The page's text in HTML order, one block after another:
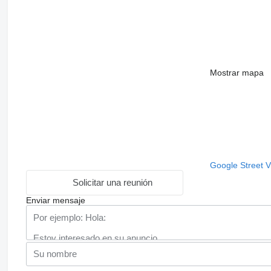
Mostrar mapa
Google Street
Solicitar una reunión
Enviar mensaje